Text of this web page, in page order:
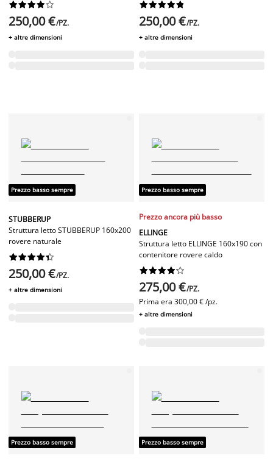






250,00 €/PZ.
+ altre dimensioni






250,00 €/PZ.
+ altre dimensioni
Prezzo basso sempre
STUBBERUP
Struttura letto STUBBERUP 160x200
rovere naturale






250,00 €/PZ.
+ altre dimensioni
Prezzo basso sempre
Prezzo ancora più basso
ELLINGE
Struttura letto ELLINGE 160x190 con
contenitore rovere caldo






275,00 €/PZ.
Prima era 300,00 € /pz.
+ altre dimensioni
Prezzo basso sempre Prezzo basso sempre